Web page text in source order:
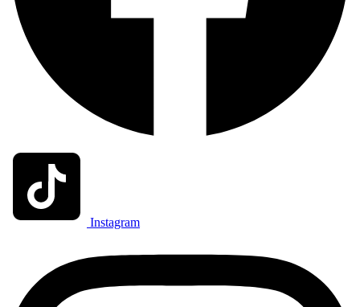
Instagram